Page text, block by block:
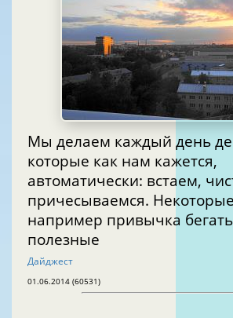
Мы делаем каждый день
которые как нам кажется,
автоматически: встаем,
причесываемся.
например привычка
полезные
Дайджест
01.06.2014 (60531)